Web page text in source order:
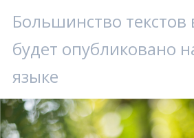
Большинство
будет опубликовано
языке